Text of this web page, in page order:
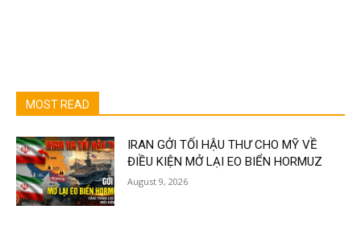
MOST READ
IRAN GỞI TỐI HẬU THƯ CHO MỸ VỀ
ĐIỀU KIỆN MỞ LẠI EO BIỂN HORMUZ
August 9, 2026